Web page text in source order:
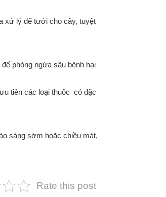
xử lý để tưới cho cây, tuyệt
phòng ngừa sâu bệnh hại
tiên các loại thuốc có đặc
sáng sớm hoặc chiều mát,
Rate this post